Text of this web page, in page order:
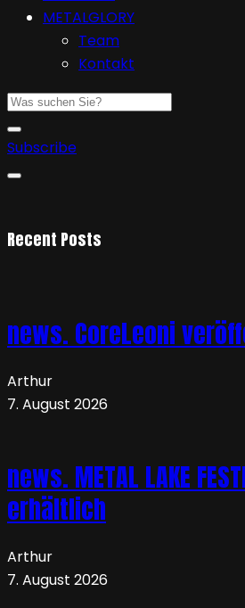
METALGLORY
Team
Kontakt
Subscribe
Recent Posts
news. CoreLeoni
Arthur
7. August 2026
news. METAL LAKE
erhältlich
Arthur
7. August 2026